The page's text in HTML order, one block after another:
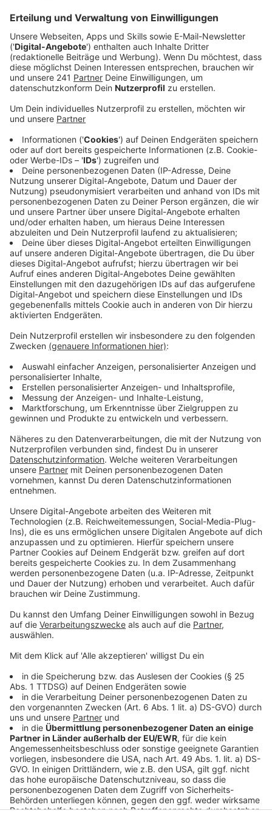
Anzeige
Anzeige
Der Schwimmcontainer „narwali“ bleibt länger in
Leverkusen als geplant. Das hat die Stadt am 14.
Oktober 2024 bekannt gegeben. Demnach wird er bis
zum 4. Januar 2024 an der GGS Heinrich-Lübke-Straße
November Schluss sein. Allerdings werde der
Schwimmcontainer sehr gut angenommen, heißt es
von der Stadt. Durch die Unterstützung von der
Bürgerstiftung Leverkusen, dem Lions Club, Currenta
und der Paeschke GmbH sei die Verlängerung möglich
gemacht worden.
Anzeige
Schwimmkurse für Privatpersonen und
Kinder
Gerade jetzt in der Ferienzeit gibt es auch viele Kurse
für Privatpersonen mit ihren Kindern. Auch in der
Schulzeit ist das wochentags ab 16 Uhr und am
Wochenende möglich. Im Moment sind die meisten
dieser Angebote ausgebucht. Die Verlängerung von
„narwali“ ist dabei aber noch nicht berücksichtigt.Hier
geht es zur Buchung.
Anzeige
Weitere Meldungen aus Leverkusen
Anzeige
Kontrollaktion im Leverkusener Taxigewerbe
Onlinebelästigung
Anzeige